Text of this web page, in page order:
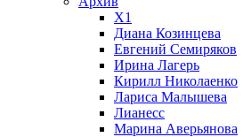
X1
Диана Козинцева
Евгений Семиряков
Ирина Лагерь
Кирилл Николаенко
Лариса Малышева
Лианесс
Марина Аверьянова